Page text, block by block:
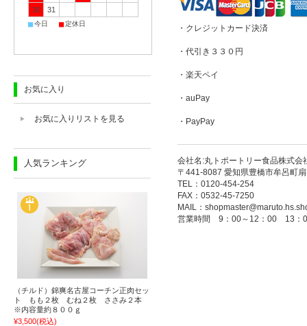
・クレジットカード決済
・代引き３３０円
・楽天ペイ
・auPay
・PayPay
会社名:丸トポートリー食品株式会
〒441-8087 愛知県豊橋市牟呂町
TEL：0120-454-254
FAX：0532-45-7250
MAIL：
営業時間 9：00～12：00 13：
30
31
■今日 ■定休日
お気に入り
お気に入りリストを見る
人気ランキング
（チルド）錦爽名古屋コーチン正肉セッ
ト もも２枚 むね２枚 ささみ２本
※内容量約８００ｇ
¥3,500(税込)